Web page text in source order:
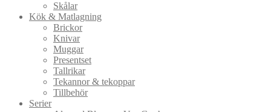
Skålar
Kök & Matlagning
Brickor
Knivar
Muggar
Presentset
Tallrikar
Tekannor & tekoppar
Tillbehör
Serier